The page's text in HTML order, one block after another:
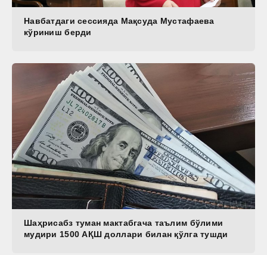
Навбатдаги сессияда Мақсуда Мустафаева
кўриниш берди
Шаҳрисабз туман мактабгача таълим бўлими
мудири 1500 АҚШ доллари билан қўлга тушди